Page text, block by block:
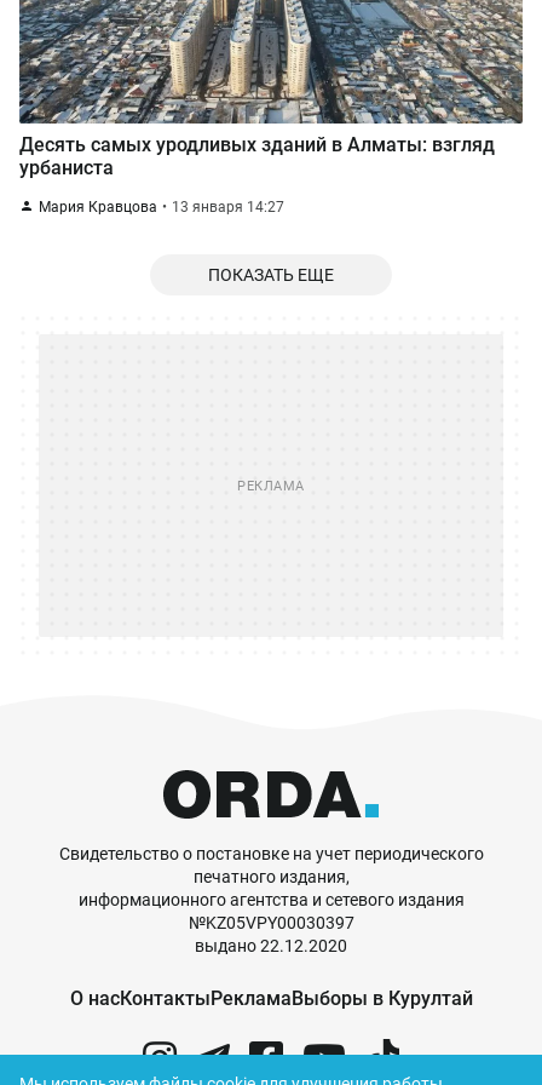
Десять самых уродливых зданий в Алматы: взгляд
урбаниста
Мария Кравцова 13 января 14:27
ПОКАЗАТЬ ЕЩЕ
Свидетельство о постановке на учет периодического
печатного издания,
информационного агентства и сетевого издания
№KZ05VPY00030397
выдано 22.12.2020
О насКонтактыРекламаВыборы в Курултай